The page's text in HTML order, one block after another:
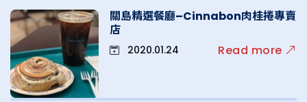
關島精選餐廳–Cinnabon肉桂捲專賣
店
2020.01.24 Read more